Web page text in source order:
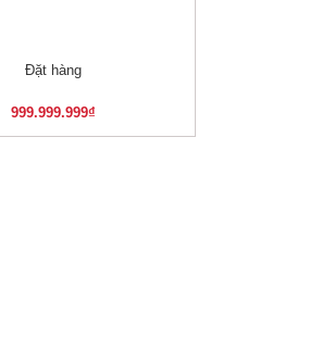
XEM NHANH
Đặt hàng
999.999.999₫